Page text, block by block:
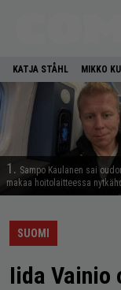
KATJA STÅHL MIKKO
1. Sampo Kaulanen sai
makaa hoitolaitteessa
SUOMI
Iida Vainio